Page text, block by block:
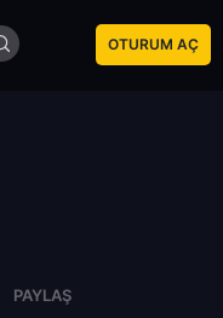
OTURUM AÇ
PAYLAŞ